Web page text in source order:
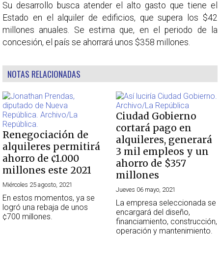
Su desarrollo busca atender el alto gasto que tiene el
Estado en el alquiler de edificios, que supera los $42
millones anuales. Se estima que, en el periodo de la
concesión, el país se ahorrará unos $358 millones.
NOTAS RELACIONADAS
Renegociación de
alquileres permitirá
ahorro de ¢1.000
millones este 2021
Miércoles 25 agosto, 2021
En estos momentos, ya se
logró una rebaja de unos
¢700 millones.
Ciudad Gobierno
cortará pago en
alquileres, generará
3 mil empleos y un
ahorro de $357
millones
Jueves 06 mayo, 2021
La empresa seleccionada se
encargará del diseño,
financiamiento, construcción,
operación y mantenimiento.